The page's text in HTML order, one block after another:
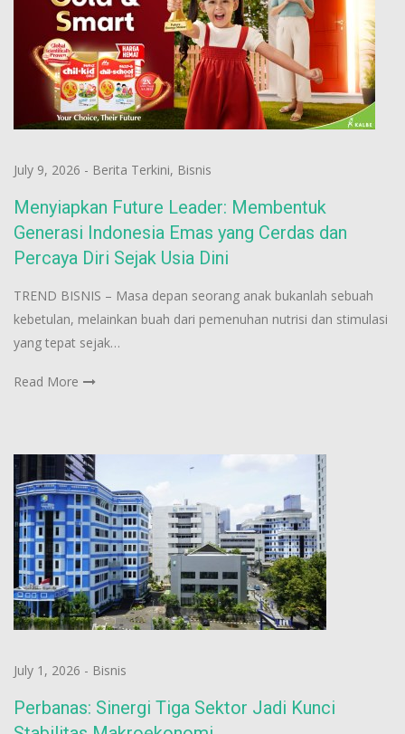
July 9, 2026 - Berita Terkini, Bisnis
Menyiapkan Future Leader: Membentuk
Generasi Indonesia Emas yang Cerdas dan
Percaya Diri Sejak Usia Dini
TREND BISNIS – Masa depan seorang anak bukanlah sebuah
kebetulan, melainkan buah dari pemenuhan nutrisi dan stimulasi
yang tepat sejak…
Read More
July 1, 2026 - Bisnis
Perbanas: Sinergi Tiga Sektor Jadi Kunci